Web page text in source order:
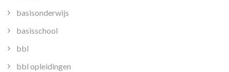
basisonderwijs
basisschool
bbl
bbl opleidingen